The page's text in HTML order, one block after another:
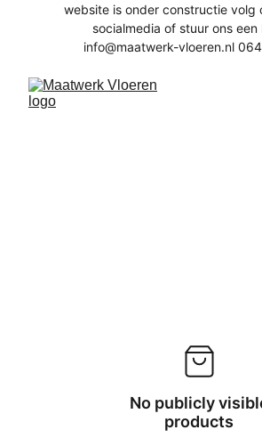
website is onder constructie volg
socialmedia of stuur ons
info@maatwerk-vloeren.nl
No publicly
products